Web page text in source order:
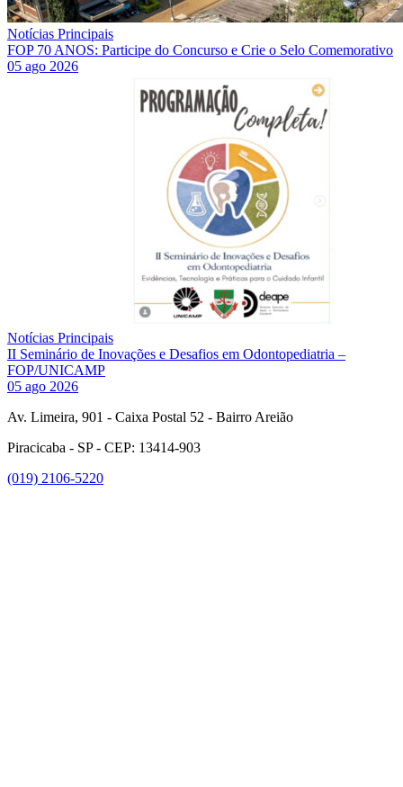
Notícias Principais
FOP 70 ANOS: Participe do Concurso e Crie o Selo Comemorativo
05 ago 2026
Notícias Principais
II Seminário de Inovações e Desafios em Odontopediatria –
FOP/UNICAMP
05 ago 2026
Av. Limeira, 901 - Caixa Postal 52 - Bairro Areião
Piracicaba - SP - CEP: 13414-903
(019) 2106-5220